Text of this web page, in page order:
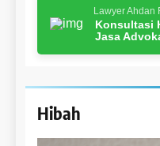
Lawyer Ahdan
Konsultasi
Jasa
Hibah